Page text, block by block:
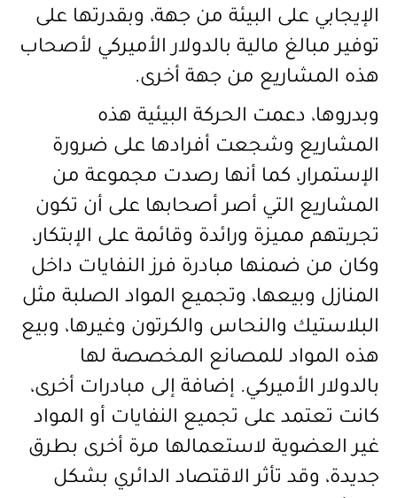
الإيجابي على البيئة من جهة، وبقدرتها على
توفير مبالغ مالية بالدولار الأميركي لأصحاب
هذه المشاريع من جهة أخرى.
وبدروها، دعمت الحركة البيئية هذه
المشاريع وشجعت أفرادها على ضرورة
الإستمرار، كما أنها رصدت مجموعة من
المشاريع التي أصر أصحابها على أن تكون
تجربتهم مميزة ورائدة وقائمة على الإبتكار،
وكان من ضمنها مبادرة فرز النفايات داخل
المنازل وبيعها، وتجميع المواد الصلبة مثل
البلاستيك والنحاس والكرتون وغيرها، وبيع
هذه المواد للمصانع المخصصة لها
بالدولار الأميركي. إضافة إلى مبادرات أخرى،
كانت تعتمد على تجميع النفايات أو المواد
غير العضوية لاستعمالها مرة أخرى بطرق
جديدة، وقد تأثر الاقتصاد الدائري بشكل